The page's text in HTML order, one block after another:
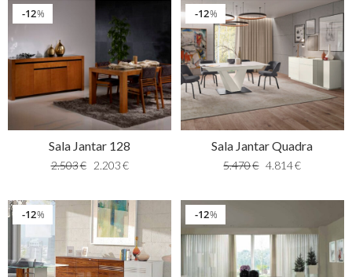
%
12
Sala Jantar 128
2.503€ 2.203€
%
12
Sala Jantar Quadra
5.470€ 4.814€
%
12 %
12